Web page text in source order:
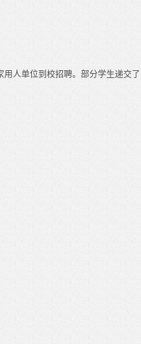
人单位到校招聘。部分学生递交了